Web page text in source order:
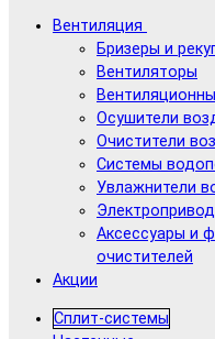
Вентиляция
Бризеры и
Вентиляторы
Осушители
Очистители
Системы
Увлажнители
Аксессуары и
очистителей
Акции
Сплит-системы